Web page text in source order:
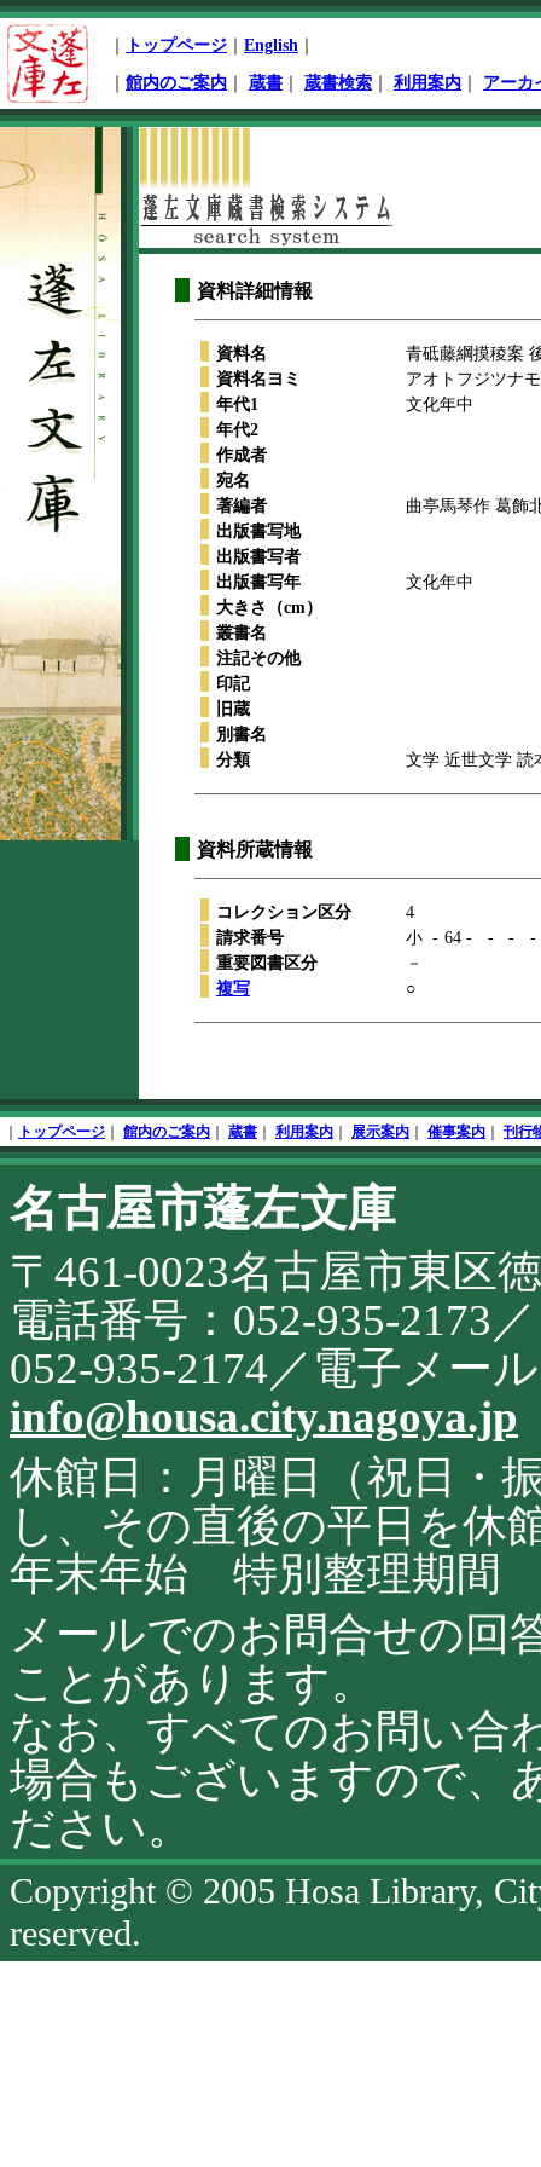
ペ
ー
ジ
先
頭
トップページ English
館内のご案内 蔵書 蔵書検索 利用案内 アーカ
開
始
資料詳細情報
資料名
青砥藤綱摸稜案
資料名ヨミ
アオトフジツナ
年代1
文化年中
年代2
作成者
宛名
著編者
曲亭馬琴作 葛飾
出版書写地
出版書写者
出版書写年
文化年中
大きさ（cm）
叢書名
注記その他
印記
旧蔵
別書名
分類
文学 近世文学 読
資料所蔵情報
コレクション区分
4
請求番号
小 - 64 - - -
-
重要図書区分
－
複写
○
文
終
了
フ
ッ
タ
始
トップページ 館内のご案内 蔵書 利用案内 展示案内 催事案内 刊行
こ
の
サ
イ
ト
に
関
す
る
お
問
合
せ
名古屋市蓬左文庫
〒461-0023名古屋市東区
電話番号：052-935-2173
052-935-2174／電子メー
info@housa.city.nagoya.jp
休館日：月曜日（祝日・
し、その直後の平日を休
年末年始 特別整理期間
メールでのお問合せの回
ことがあります。
なお、すべてのお問い合
場合もございますので、
ださい。
Copyright © 2005 Hosa Library,
reserved.